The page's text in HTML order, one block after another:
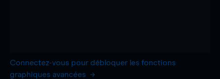
Connectez-vous pour débloquer les fonctions
graphiques avancées